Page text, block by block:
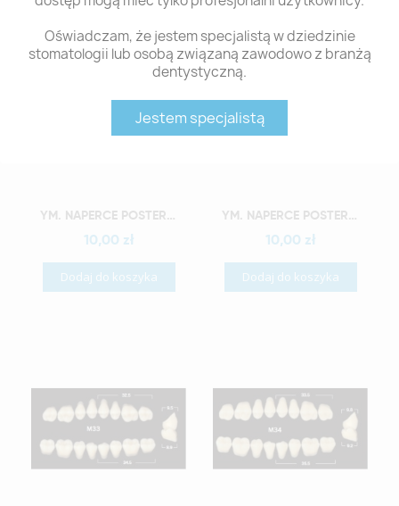
Oświadczam, że jestem specjalistą w dziedzinie
stomatologii lub osobą związaną zawodowo z branżą
dentystyczną.
Jestem specjalistą
Szybki podgląd YM. NAPERCE POSTERIOR - AKRYLOWE ZĘBY SZTUCZNE - A2-M30G
10,00 zł
Dodaj do koszyka
Szybki podgląd YM. NAPERCE POSTERIOR - AKRYLOWE ZĘBY SZTUCZNE - A2-M32G
10,00 zł
Dodaj do koszyka